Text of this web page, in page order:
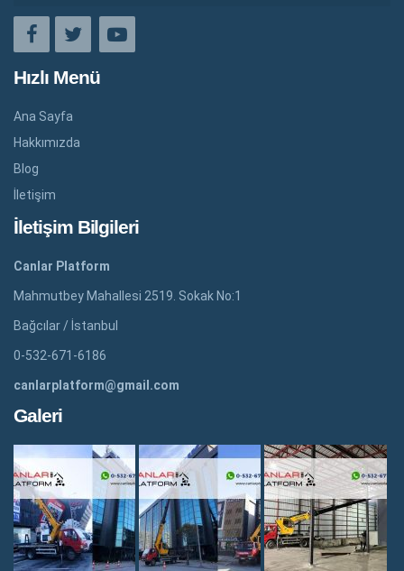
Hızlı Menü
Ana Sayfa
Hakkımızda
Blog
İletişim
İletişim Bilgileri
Canlar Platform
Mahmutbey Mahallesi 2519. Sokak No:1
Bağcılar / İstanbul
0-532-671-6186
canlarplatform@gmail.com
Galeri